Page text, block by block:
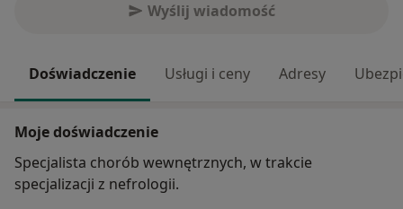
Wyślij wiadomość
Doświadczenie Usługi i ceny Adresy
Moje doświadczenie
Specjalista chorób wewnętrznych, w trakcie
specjalizacji z nefrologii.